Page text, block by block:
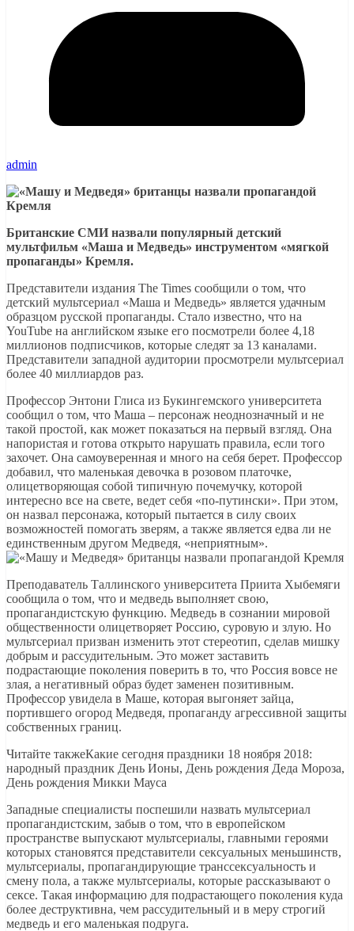
admin
Британские СМИ назвали популярный детский
мультфильм «Маша и Медведь» инструментом «мягкой
пропаганды» Кремля.
Представители издания The Times сообщили о том, что
детский мультсериал «Маша и Медведь» является удачным
образцом русской пропаганды. Стало известно, что на
YouTube на английском языке его посмотрели более 4,18
миллионов подписчиков, которые следят за 13 каналами.
Представители западной аудитории просмотрели мультсериал
более 40 миллиардов раз.
Профессор Энтони Глиса из Букингемского университета
сообщил о том, что Маша – персонаж неоднозначный и не
такой простой, как может показаться на первый взгляд. Она
напористая и готова открыто нарушать правила, если того
захочет. Она самоуверенная и много на себя берет. Профессор
добавил, что маленькая девочка в розовом платочке,
олицетворяющая собой типичную почемучку, которой
интересно все на свете, ведет себя «по-путински». При этом,
он назвал персонажа, который пытается в силу своих
возможностей помогать зверям, а также является едва ли не
единственным другом Медведя, «неприятным».
Преподаватель Таллинского университета Приита Хыбемяги
сообщила о том, что и медведь выполняет свою,
пропагандистскую функцию. Медведь в сознании мировой
общественности олицетворяет Россию, суровую и злую. Но
мультсериал призван изменить этот стереотип, сделав мишку
добрым и рассудительным. Это может заставить
подрастающие поколения поверить в то, что Россия вовсе не
злая, а негативный образ будет заменен позитивным.
Профессор увидела в Маше, которая выгоняет зайца,
портившего огород Медведя, пропаганду агрессивной защиты
собственных границ.
Читайте такжеКакие сегодня праздники 18 ноября 2018:
народный праздник День Ионы, День рождения Деда Мороза,
День рождения Микки Мауса
Западные специалисты поспешили назвать мультсериал
пропагандистским, забыв о том, что в европейском
пространстве выпускают мультсериалы, главными героями
которых становятся представители сексуальных меньшинств,
мультсериалы, пропагандирующие транссексуальность и
смену пола, а также мультсериалы, которые рассказывают о
сексе. Такая информацию для подрастающего поколения куда
более деструктивна, чем рассудительный и в меру строгий
медведь и его маленькая подруга.